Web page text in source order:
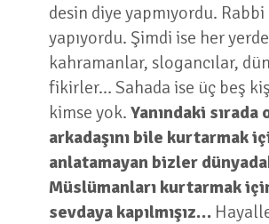
desin diye yapmıyordu.
yapıyordu. Şimdi ise her
kahramanlar, slogancılar,
fikirler… Sahada ise üç beş
kimse yok. Yanındaki sırada
arkadaşını bile kurtarmak
anlatamayan bizler
Müslümanları kurtarmak
sevdaya kapılmışız…